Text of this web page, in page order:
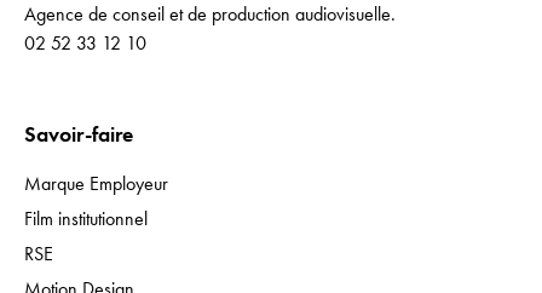
Agence de conseil et de production audiovisuelle.
02 52 33 12 10
Savoir-faire
Marque Employeur
Film institutionnel
RSE